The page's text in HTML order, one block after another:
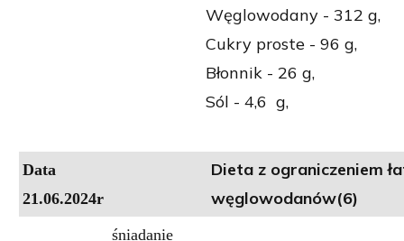
Węglowodany - 312 g,
Cukry proste - 96 g,
Błonnik - 26 g,
Sól - 4,6 g,
Data
21.06.2024r
Dieta z ograniczeniem
węglowodanów(6)
śniadanie